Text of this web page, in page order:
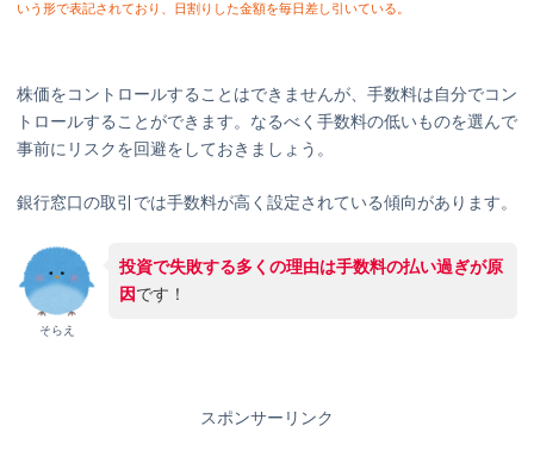
いう形で表記されており、日割りした金額を毎日差し引いている。
株価をコントロールすることはできませんが、手数料は自分でコン
トロールすることができます。なるべく手数料の低いものを選んで
事前にリスクを回避をしておきましょう。
銀行窓口の取引では手数料が高く設定されている傾向があります。
そらえ
投資で失敗する多くの理由は手数料の払い過ぎが原
因です！
スポンサーリンク